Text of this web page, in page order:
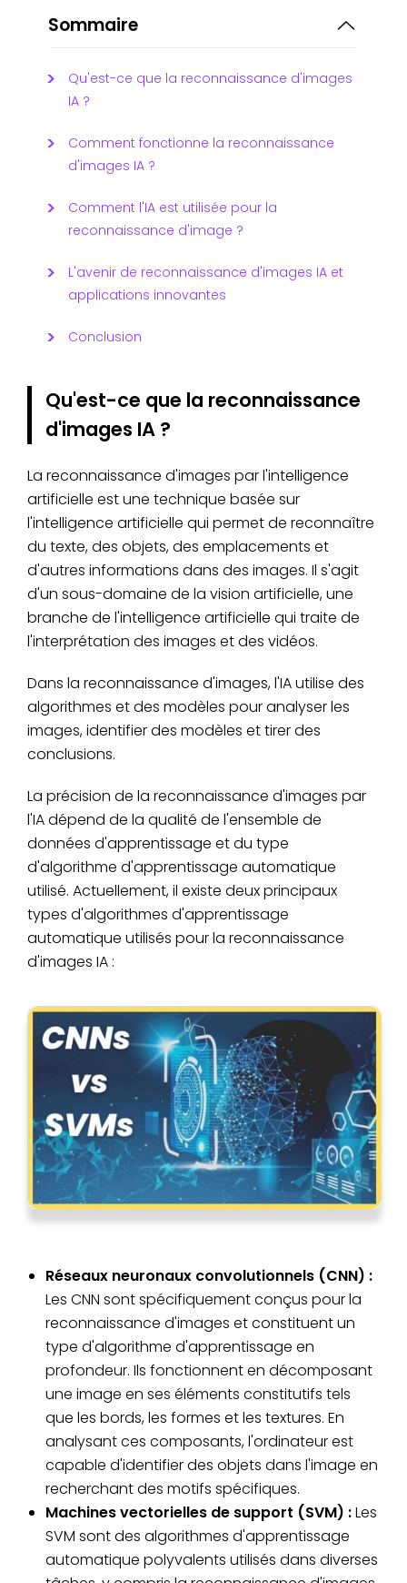
Sommaire
Qu'est-ce que la reconnaissance d'images
IA ?
Comment fonctionne la reconnaissance
d'images IA ?
Comment l'IA est utilisée pour la
reconnaissance d'image ?
L'avenir de reconnaissance d'images IA et
applications innovantes
Conclusion
Qu'est-ce que la reconnaissance
d'images IA ?
La reconnaissance d'images par l'intelligence
artificielle est une technique basée sur
l'intelligence artificielle qui permet de reconnaître
du texte, des objets, des emplacements et
d'autres informations dans des images. Il s'agit
d'un sous-domaine de la vision artificielle, une
branche de l'intelligence artificielle qui traite de
l'interprétation des images et des vidéos.
Dans la reconnaissance d'images, l'IA utilise des
algorithmes et des modèles pour analyser les
images, identifier des modèles et tirer des
conclusions.
La précision de la reconnaissance d'images par
l'IA dépend de la qualité de l'ensemble de
données d'apprentissage et du type
d'algorithme d'apprentissage automatique
utilisé. Actuellement, il existe deux principaux
types d'algorithmes d'apprentissage
automatique utilisés pour la reconnaissance
d'images IA :
Réseaux neuronaux convolutionnels (CNN) :
Les CNN sont spécifiquement conçus pour la
reconnaissance d'images et constituent un
type d'algorithme d'apprentissage en
profondeur. Ils fonctionnent en décomposant
une image en ses éléments constitutifs tels
que les bords, les formes et les textures. En
analysant ces composants, l'ordinateur est
capable d'identifier des objets dans l'image en
recherchant des motifs spécifiques.
Machines vectorielles de support (SVM) :Les
SVM sont des algorithmes d'apprentissage
automatique polyvalents utilisés dans diverses